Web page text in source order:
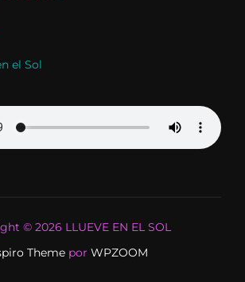
el Sol
© 2026 LLUEVE EN EL SOL
Theme por WPZOOM